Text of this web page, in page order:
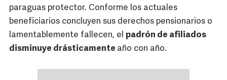
paraguas protector. Conforme los actuales
beneficiarios concluyen sus derechos pensionarios o
lamentablemente fallecen, el padrón de afiliados
disminuye drásticamente año con año.